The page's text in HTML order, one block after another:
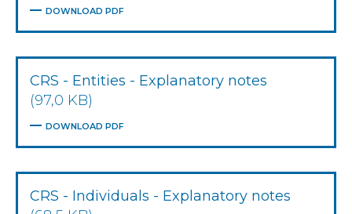
DOWNLOAD PDF
CRS - Entities - Explanatory notes
(97,0 KB)
DOWNLOAD PDF
CRS - Individuals - Explanatory notes